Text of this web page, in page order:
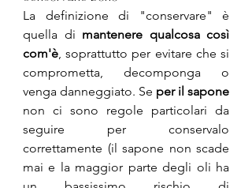
La definizione di "conservare" è
quella di mantenere qualcosa così
com'è, soprattutto per evitare che si
comprometta, decomponga o
venga danneggiato. Se per il sapone
non ci sono regole particolari da
seguire per conservalo
correttamente (il sapone non scade
mai e la maggior parte degli oli ha